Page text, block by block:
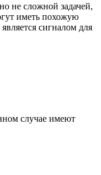
не сложной задачей,
иметь похожую
сигналом для
случае имеют